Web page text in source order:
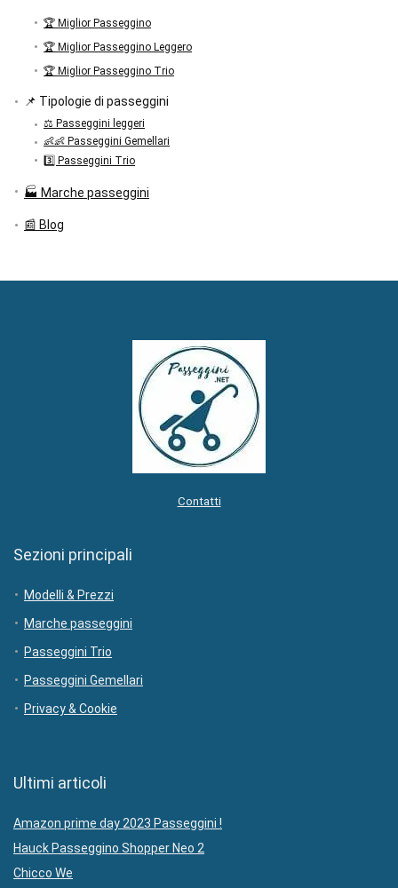
🏆 Miglior Passeggino
🏆 Miglior Passeggino Leggero
🏆 Miglior Passeggino Trio
📌 Tipologie di passeggini
⚖️ Passeggini leggeri
👶👶 Passeggini Gemellari
3️⃣ Passeggini Trio
🏭 Marche passeggini
📰 Blog
Contatti
Sezioni principali
Modelli & Prezzi
Marche passeggini
Passeggini Trio
Passeggini Gemellari
Privacy & Cookie
Ultimi articoli
Amazon prime day 2023 Passeggini !
Hauck Passeggino Shopper Neo 2
Chicco We